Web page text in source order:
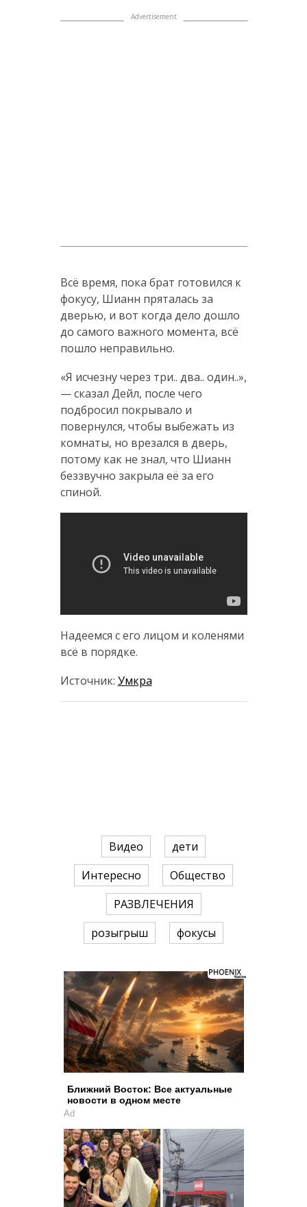
Всё время, пока брат готовился к
фокусу, Шианн пряталась за
дверью, и вот когда дело дошло
до самого важного момента, всё
пошло неправильно.
«Я исчезну через три.. два.. один..»,
— сказал Дейл, после чего
подбросил покрывало и
повернулся, чтобы выбежать из
комнаты, но врезался в дверь,
потому как не знал, что Шианн
беззвучно закрыла её за его
спиной.
Надеемся с его лицом и коленями
всё в порядке.
Источник: Умкра
Видео
дети
Интересно
Общество
РАЗВЛЕЧЕНИЯ
розыгрыш
фокусы
Ближний Восток: Все актуальные
новости в одном месте
Ad